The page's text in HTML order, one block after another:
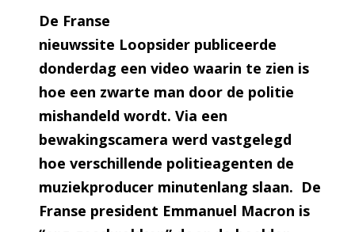
De Franse
nieuwssite Loopsider publiceerde
donderdag een video waarin te zien is
hoe een zwarte man door de politie
mishandeld wordt. Via een
bewakingscamera werd vastgelegd
hoe verschillende politieagenten de
muziekproducer minutenlang slaan. De
Franse president Emmanuel Macron is